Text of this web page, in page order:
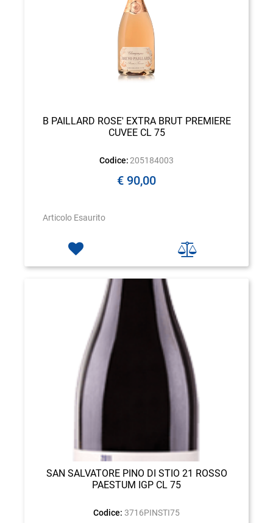
B PAILLARD ROSE' EXTRA BRUT PREMIERE
CUVEE CL 75
Codice: 205184003
€ 90,00
Articolo Esaurito
SAN SALVATORE PINO DI STIO 21 ROSSO
PAESTUM IGP CL 75
Codice: 3716PINSTI75